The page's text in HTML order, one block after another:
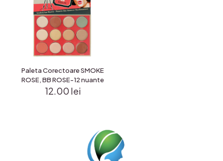
Paleta Corectoare SMOKE
ROSE, BB ROSE-12 nuante
12.00 lei